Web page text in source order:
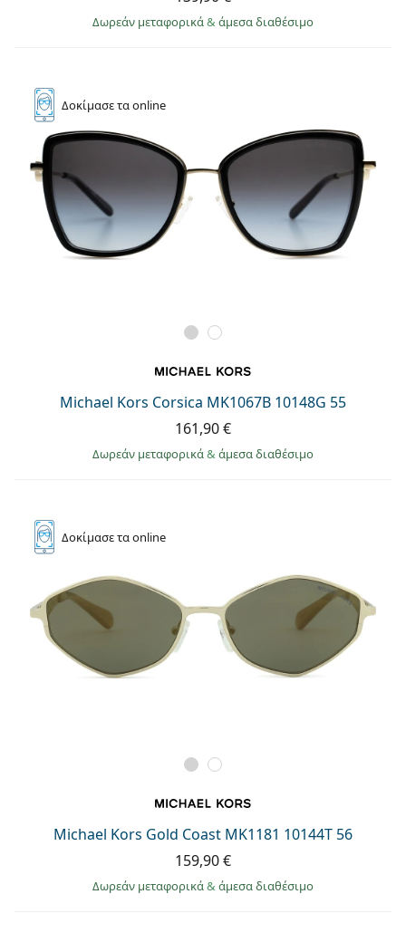
Δωρεάν μεταφορικά& άμεσα διαθέσιμο
Δοκίμασετα online
Michael Kors Corsica MK1067B 10148G 55
161,90 €
Δωρεάν μεταφορικά& άμεσα διαθέσιμο
Δοκίμασετα online
Michael Kors Gold Coast MK1181 10144T 56
159,90 €
Δωρεάν μεταφορικά& άμεσα διαθέσιμο